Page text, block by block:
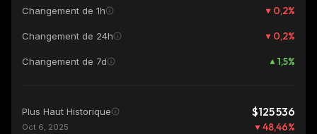
Changement de 1h 0,2%
Changement de 24h 0,2%
Changement de 7d 1,5%
Plus Haut Historique $125 536
Oct 6, 2025 48,46%